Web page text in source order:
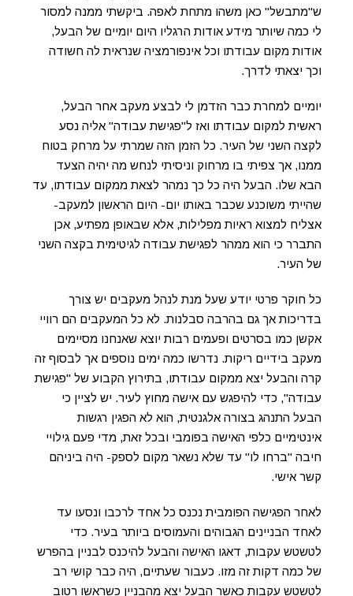
ש"מתבשל" כאן משהו מתחת לאפה. ביקשתי ממנה למסור
לי כמה שיותר מידע אודות הרגליו היום יומיים של הבעל,
אודות מקום עבודתו וכל אינפורמציה שנראית לה חשודה
וכך יצאתי לדרך.
יומיים למחרת כבר הזדמן לי לבצע מעקב אחר הבעל,
ראשית למקום עבודתו ואז ל"פגישת עבודה" אליה נסע
לקצה השני של העיר. כל הזמן הזה שמרתי על מרחק בטוח
ממנו, אך צפיתי בו מרחוק וניסיתי לנחש מה יהיה הצעד
הבא שלו. הבעל היה כל כך נמהר לצאת ממקום עבודתו, עד
שהייתי משוכנע שכבר באותו יום- היום הראשון למעקב-
אצליח למצוא ראיות מפלילות, אלא שבאופן מפתיע, אכן
התברר כי הוא ממהר לפגישת עבודה לגיטימית בקצה השני
של העיר.
כל חוקר פרטי יודע שעל מנת לנהל מעקבים יש צורך
בדריכות אך גם בהרבה סבלנות. לא כל המעקבים הם רוויי
אקשן כמו בסרטים ופעמים רבות יוצא שאנחנו מסיימים
מעקב בידיים ריקות. נדרשו כמה ימים נוספים אך לבסוף זה
קרה והבעל יצא ממקום עבודתו, בתירוץ הקבוע של "פגישת
עבודה", כדי להיפגש עם אישה מחוץ לעיר. יש לציין כי
הבעל התנהג בצורה אלגנטית, הוא לא הפגין רגשות
אינטימיים כלפי האישה בפומבי ובכל זאת, מדי פעם גילויי
חיבה "ברחו לו" עד שלא נשאר מקום לספק- היה ביניהם
קשר אישי.
לאחר הפגישה הפומבית נכנס כל אחד לרכבו ונסעו עד
לאחד הבניינים הגבוהים והעמוסים ביותר בעיר. כדי
לטשטש עקבות, דאגו האישה והבעל להיכנס לבניין בהפרש
של כמה דקות זה מזו. כעבור שעתיים, היה כבר קושי רב
לטשטש עקבות כאשר הבעל יצא מהבניין כשראשו רטוב